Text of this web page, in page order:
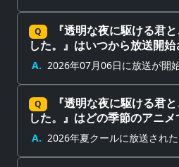
Q
『透明な夜に駆ける君
した。』はいつから放送開
A. 2026年07月06日に放送が開
Q
『透明な夜に駆ける君
した。』はどの季節のアニメ
A. 2026年夏クールに放送された